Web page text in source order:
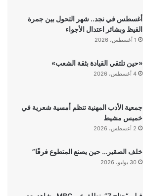
أغسطس في نجد.. شهر التحول بين جمرة
القيظ وبشائر اعتدال الأجواء
1 أغسطس، 2026
«حين تلتقي القيادة بثقة الشعب»
4 أغسطس، 2026
جمعية الأدب المهنية تنظم أمسية شعرية في
خميس مشيط
2 أغسطس، 2026
خلف الصقير… حين يصنع المتطوع فرقًا”
30 يوليو، 2026